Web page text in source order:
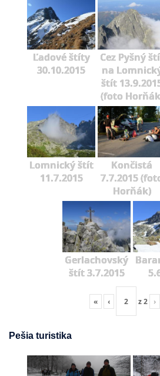
Ľadové štíty
30.10.2015
Cez Pyšný
na
štít
(foto
Lomnický štít
11.7.2015
Končistá
7.7.2015
Horňák)
Gerlachovský
štít 3.7.2015
« ‹ z2 ›
Pešia turistika